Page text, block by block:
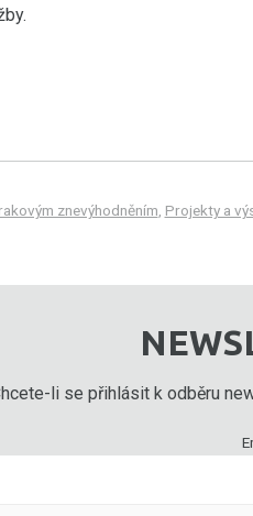
znevýhodněním Projekty a
li se přihlásit k odběru